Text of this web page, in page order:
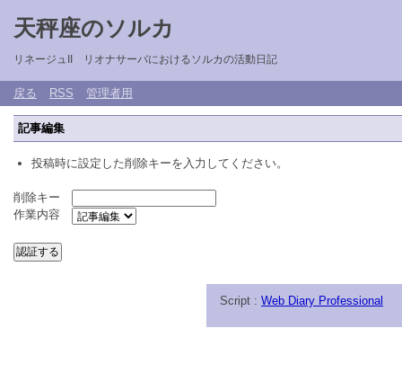
天秤座のソルカ
リネージュII リオナサーバにおけるソルカの活動日記
戻る RSS 管理者用
記事編集
投稿時に設定した削除キーを入力してください。
削除キー
作業内容
Script : Web Diary Professional